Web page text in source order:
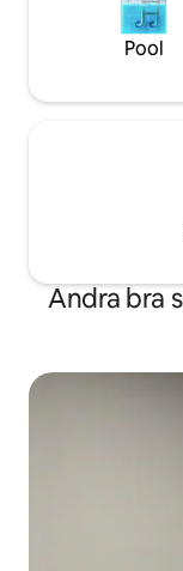
Pool
Andra bra